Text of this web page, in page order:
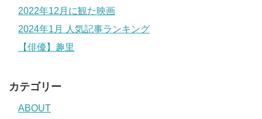
2022年12月に観た映画
2024年1月 人気記事ランキング
【俳優】趣里
カテゴリー
ABOUT